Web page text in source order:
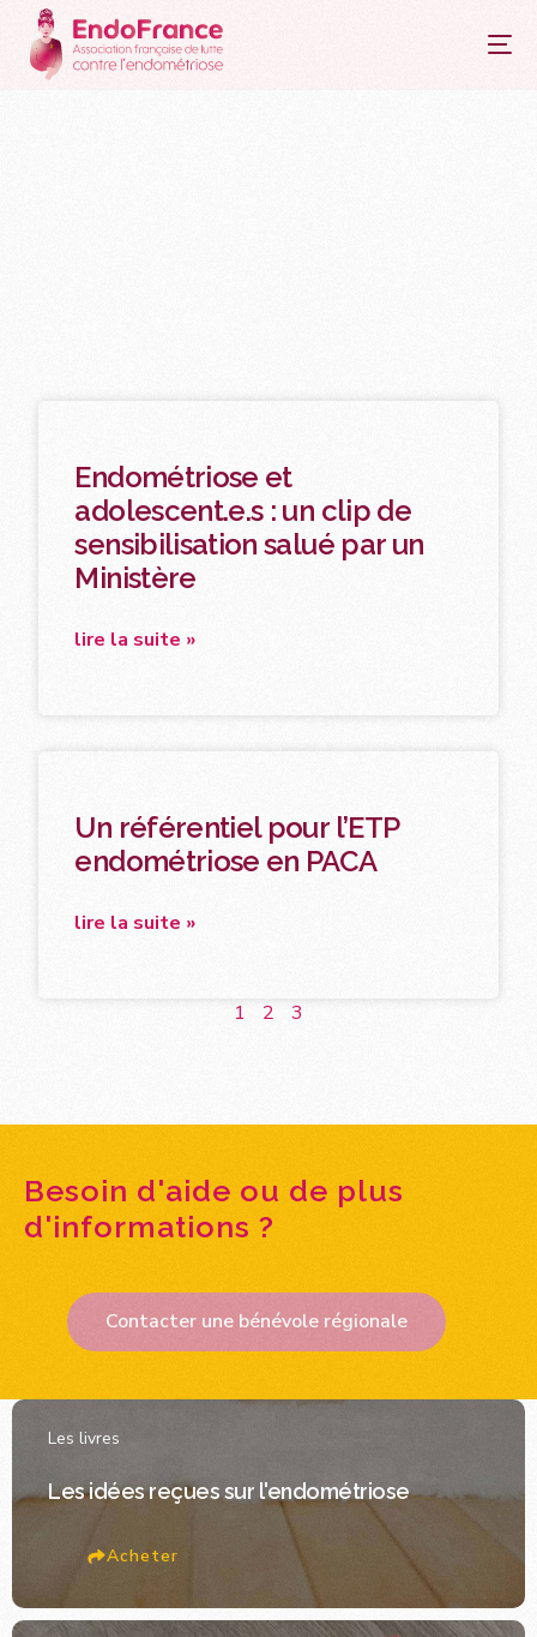
principal
Endométriose et
adolescent.e.s : un clip de
sensibilisation salué par un
Ministère
lire la suite »
Un référentiel pour l’ETP
endométriose en PACA
lire la suite »
1 2 3
Besoin d'aide ou de plus
d'informations ?
Contacter une bénévole régionale
Les livres
Les idées reçues sur l'endométriose
Acheter